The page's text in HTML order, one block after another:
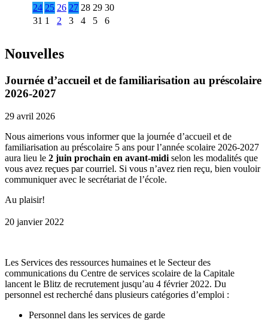
24 25 26 27 28 29 30
31 1 2 3 4 5 6
Nouvelles
Journée d’accueil et de familiarisation au préscolaire
2026-2027
29 avril 2026
Nous aimerions vous informer que la journée d’accueil et de
familiarisation au préscolaire 5 ans pour l’année scolaire 2026-2027
aura lieu le 2 juin prochain en avant-midi selon les modalités que
vous avez reçues par courriel. Si vous n’avez rien reçu, bien vouloir
communiquer avec le secrétariat de l’école.
Au plaisir!
20 janvier 2022
Les Services des ressources humaines et le Secteur des
communications du Centre de services scolaire de la Capitale
lancent le Blitz de recrutement jusqu’au 4 février 2022. Du
personnel est recherché dans plusieurs catégories d’emploi :
Personnel dans les services de garde